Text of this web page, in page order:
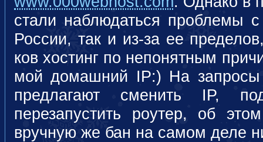
стали наблюдаться проблемы
России, так и из-за ее
ков хостинг по непонятным
мой домашний IP:) На
предлагают сменить IP,
перезапустить роутер, об
вручную же бан на самом деле